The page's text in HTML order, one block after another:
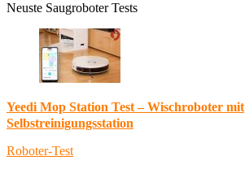
Neuste Saugroboter Tests
Yeedi Mop Station Test – Wischroboter mit
Selbstreinigungsstation
Roboter-Test